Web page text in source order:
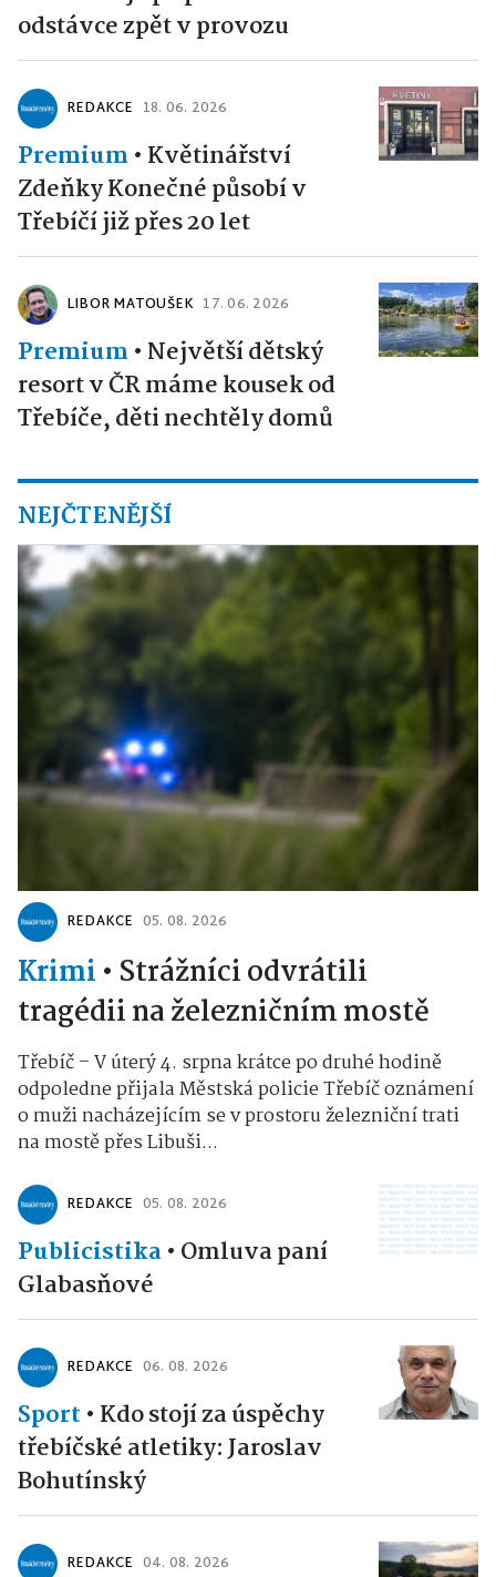
odstávce zpět v provozu
REDAKCE 18. 06. 2026
Premium • Květinářství
Zdeňky Konečné působí v
Třebíčí již přes 20 let
LIBOR MATOUŠEK 17. 06. 2026
Premium • Největší dětský
resort v ČR máme kousek od
Třebíče, děti nechtěly domů
NEJČTENĚJŠÍ
REDAKCE 05. 08. 2026
Krimi • Strážníci odvrátili
tragédii na železničním mostě
Třebíč – V úterý 4. srpna krátce po druhé hodině
odpoledne přijala Městská policie Třebíč oznámení
o muži nacházejícím se v prostoru železniční trati
na mostě přes Libuši...
REDAKCE 05. 08. 2026
Publicistika• Omluva paní
Glabasňové
REDAKCE 06. 08. 2026
Sport • Kdo stojí za úspěchy
třebíčské atletiky: Jaroslav
Bohutínský
REDAKCE 04. 08. 2026